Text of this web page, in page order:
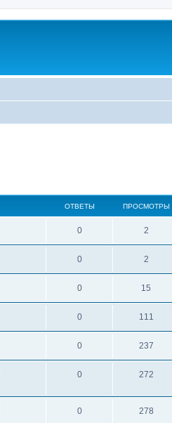
ОТВЕТЫ ПРОСМОТРЫ
0 2
0 2
0 15
0 111
0 237
0 272
0 278